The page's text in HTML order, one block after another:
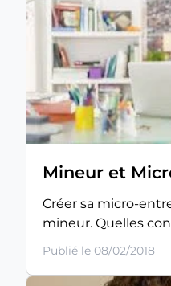
Mineur et
Créer sa micro-
mineur. Quelles
Publié le 08/02/2018